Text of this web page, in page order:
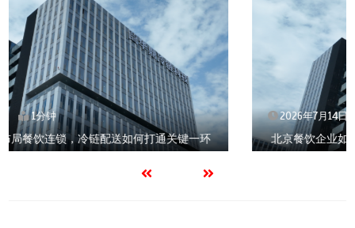
2026年7月14日 1分钟
北京餐饮企业如何选择冷链公司？